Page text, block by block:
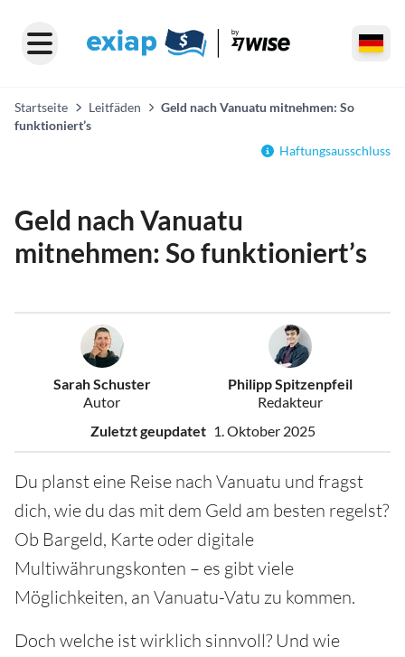
Startseite Leitfäden
Geld nach Vanuatu mitnehmen: So
funktioniert’s
Haftungsausschluss
Geld nach Vanuatu
mitnehmen: So funktioniert’s
Sarah Schuster
Autor
Philipp Spitzenpfeil
Redakteur
Zuletzt geupdatet 1. Oktober 2025
Du planst eine Reise nach Vanuatu und fragst
dich, wie du das mit dem Geld am besten regelst?
Ob Bargeld, Karte oder digitale
Multiwährungskonten – es gibt viele
Möglichkeiten, an Vanuatu-Vatu zu kommen.
Doch welche ist wirklich sinnvoll? Und wie